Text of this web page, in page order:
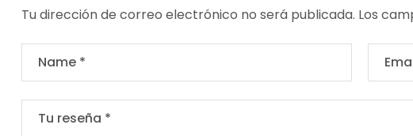
Tu dirección de correo electrónico no será publicada. Los